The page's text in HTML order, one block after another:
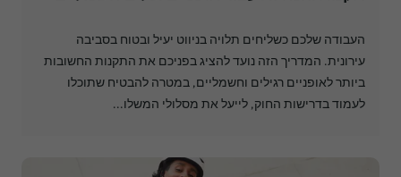
העבודה שלכם כשליחים תלויה בניווט יעיל ובטוח בסביבה
עירונית. המדריך הזה נועד להציג בפניכם את התקנות החשובות
ביותר לאופניים רגילים וחשמליים, במטרה להבטיח שתוכלו
לעמוד בדרישות החוק, לייעל את מסלולי המשלו...